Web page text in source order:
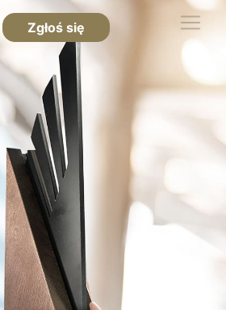
Zgłoś się